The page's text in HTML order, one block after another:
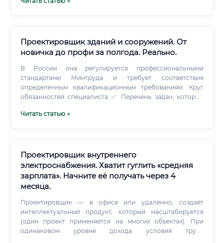
Проектировщик зданий и сооружений. От
новичка до профи за полгода. Реально.
В России она регулируется профессиональными
стандартами Минтруда и требует соответствия
определённым квалификационным требованиям. Круг
обязанностей специалиста ✅ Перечень задач, которые
зависит от специализации и уровня должности, однако
устойчивость) 📁 Подготовку проектной и рабочей
документации по разделам КЖ, КМ, КД 🔍 Проверку
соответствия проектов строительным нормам и
правилам (СНиП, СП, ГОСТ) 🤝 Согласование проектных
решений с заказчиком, архитектором, смежными
специалистами 🖥️ Работу в специализированном
программном обеспечении (AutoCAD, Revit, LIRA, SCAD)
📋 Авторский надзор за реализацией проекта на
строительной площадке 📝 Внесение изменений в
Читать статью →
Проектировщик внутреннего
электроснабжения. Хватит гуглить «средняя
зарплата». Начните её получать через 4
месяца.
Проектировщик — в офисе или удалённо, создаёт
интеллектуальный продукт, который масштабируется
(один проект применяется на многих объектах). При
одинаковом уровне дохода условия труда